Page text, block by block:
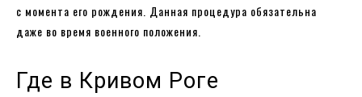
с момента его рождения. Данная процедура обязательна
даже во время военного положения.
Где в Кривом Роге